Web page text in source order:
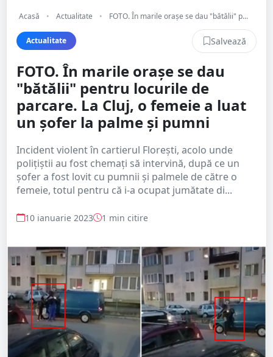
Acasă • Actualitate • FOTO. În marile orașe se dau "bătălii" p...
Actualitate Salvează
FOTO. În marile orașe se dau
"bătălii" pentru locurile de
parcare. La Cluj, o femeie a luat
un șofer la palme și pumni
Incident violent în cartierul Florești, acolo unde
polițiștii au fost chemați să intervină, după ce un
șofer a fost lovit cu pumnii și palmele de către o
femeie, totul pentru că i-a ocupat jumătate di...
10 ianuarie 2023 1 min citire